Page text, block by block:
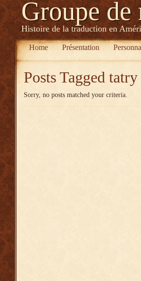
Groupe
Histoire de la traduction en
Home Présentation
Posts Tagged tatry
Sorry, no posts matched your criteria.